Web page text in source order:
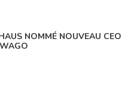
NOMMÉ NOUVEAU CEO